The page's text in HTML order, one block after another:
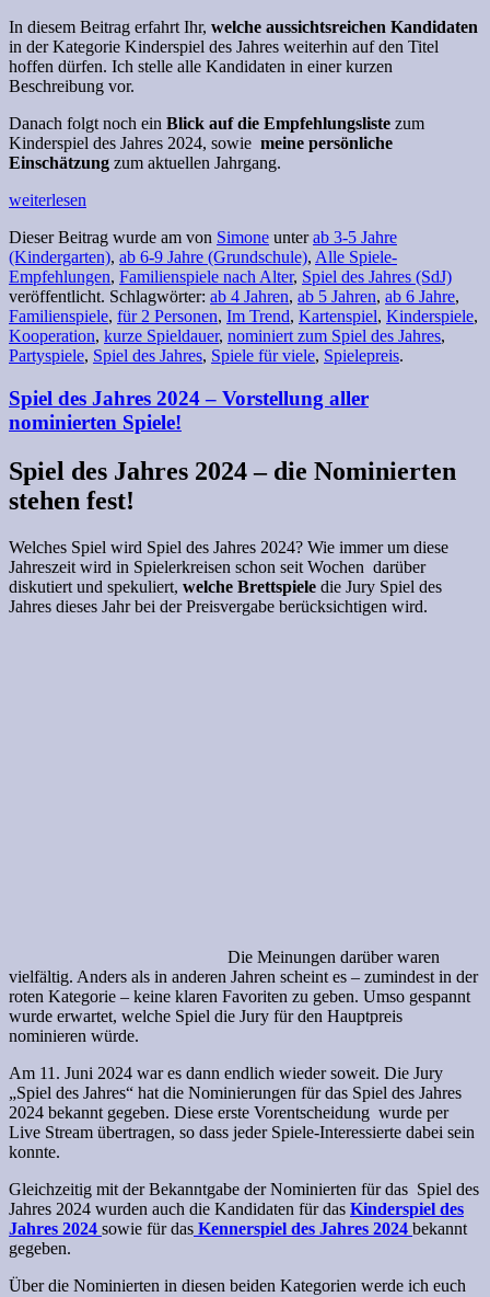
In diesem Beitrag erfahrt Ihr, welche aussichtsreichen Kandidaten
in der Kategorie Kinderspiel des Jahres weiterhin auf den Titel
hoffen dürfen. Ich stelle alle Kandidaten in einer kurzen
Beschreibung vor.
Danach folgt noch ein Blick auf die Empfehlungsliste zum
Kinderspiel des Jahres 2024, sowie meine persönliche
Einschätzung zum aktuellen Jahrgang.
weiterlesen
Dieser Beitrag wurde am von Simone unterab 3-5 Jahre
(Kindergarten), ab 6-9 Jahre (Grundschule), Alle Spiele-
Empfehlungen, Familienspiele nach Alter, Spiel des Jahres (SdJ)
veröffentlicht. Schlagwörter: ab 4 Jahren, ab 5 Jahren, ab 6 Jahre,
Familienspiele, für 2 Personen, Im Trend, Kartenspiel, Kinderspiele,
Kooperation, kurze Spieldauer, nominiert zum Spiel des Jahres,
Partyspiele, Spiel des Jahres, Spiele für viele, Spielepreis.
Spiel des Jahres 2024 – Vorstellung aller
nominierten Spiele!
Spiel des Jahres 2024 – die Nominierten
stehen fest!
Welches Spiel wird Spiel des Jahres 2024? Wie immer um diese
Jahreszeit wird in Spielerkreisen schon seit Wochen darüber
diskutiert und spekuliert, welche Brettspiele die Jury Spiel des
Jahres dieses Jahr bei der Preisvergabe berücksichtigen wird.
Die Meinungen darüber waren
vielfältig. Anders als in anderen Jahren scheint es – zumindest in der
roten Kategorie – keine klaren Favoriten zu geben. Umso gespannt
wurde erwartet, welche Spiel die Jury für den Hauptpreis
nominieren würde.
Am 11. Juni 2024 war es dann endlich wieder soweit. Die Jury
„Spiel des Jahres“ hat die Nominierungen für das Spiel des Jahres
2024 bekannt gegeben. Diese erste Vorentscheidung wurde per
Live Stream übertragen, so dass jeder Spiele-Interessierte dabei sein
konnte.
Gleichzeitig mit der Bekanntgabe der Nominierten für das Spiel des
Jahres 2024 wurden auch die Kandidaten für das Kinderspiel des
Jahres 2024 sowie für das Kennerspiel des Jahres 2024 bekannt
gegeben.
Über die Nominierten in diesen beiden Kategorien werde ich euch